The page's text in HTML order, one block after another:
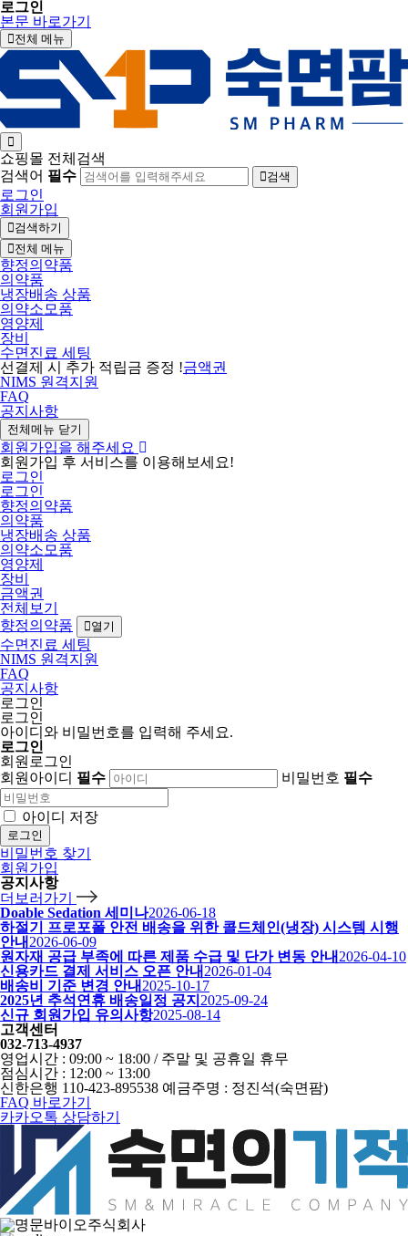
로그인
본문 바로가기
전체 메뉴
쇼핑몰 전체검색
검색어 필수 검색
로그인
회원가입
검색하기
전체 메뉴
향정의약품
의약품
냉장배송 상품
의약소모품
영양제
장비
수면진료 세팅
선결제 시 추가 적립금 증정 !금액권
NIMS 원격지원
FAQ
공지사항
전체메뉴 닫기
회원가입을 해주세요
회원가입 후 서비스를 이용해보세요!
로그인
로그인
향정의약품
의약품
냉장배송 상품
의약소모품
영양제
장비
금액권
전체보기
향정의약품
열기
수면진료 세팅
NIMS 원격지원
FAQ
공지사항
로그인
로그인
아이디와 비밀번호를 입력해 주세요.
로그인
회원로그인
회원아이디 필수 비밀번호 필수
아이디 저장
로그인
비밀번호 찾기
회원가입
공지사항
더보러가기
Doable Sedation 세미나2026-06-18
하절기 프로포폴 안전 배송을 위한 콜드체인(냉장) 시스템 시행
안내 2026-06-09
원자재 공급 부족에 따른 제품 수급 및 단가 변동 안내 2026-04-10
신용카드 결제 서비스 오픈 안내 2026-01-04
배송비 기준 변경 안내 2025-10-17
2025년 추석연휴 배송일정 공지 2025-09-24
신규 회원가입 유의사항2025-08-14
고객센터
032-713-4937
영업시간 : 09:00 ~ 18:00 / 주말 및 공휴일 휴무
점심시간 : 12:00 ~ 13:00
신한은행 110-423-895538 예금주명 : 정진석(숙면팜)
FAQ 바로가기
카카오톡 상담하기